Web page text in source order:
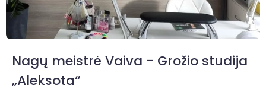
Nagų meistrė Vaiva - Grožio studija
„Aleksota“